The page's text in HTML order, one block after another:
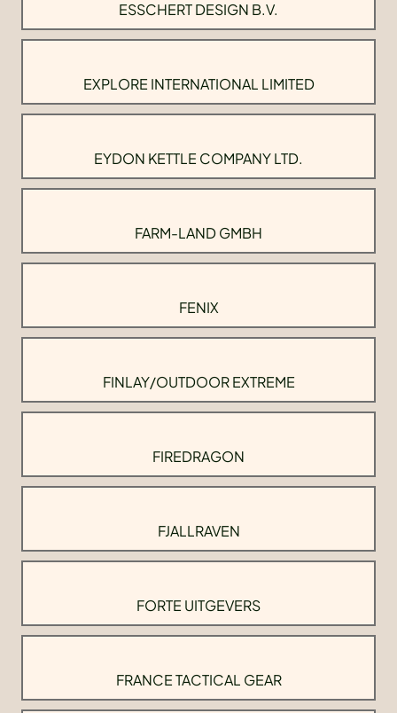
ESSCHERT DESIGN B.V.
EXPLORE INTERNATIONAL LIMITED
EYDON KETTLE COMPANY LTD.
FARM-LAND GMBH
FENIX
FINLAY/OUTDOOR EXTREME
FIREDRAGON
FJALLRAVEN
FORTE UITGEVERS
FRANCE TACTICAL GEAR